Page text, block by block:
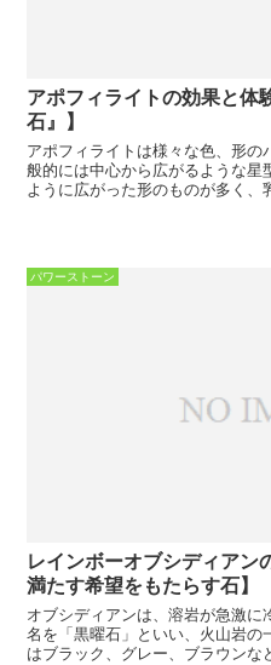
アポフィライトの効果と体
石』】
アポフィライトは様々な色、形の
般的には中心から広がるような星
ように広がった形のものが多く、
パワーストーン
レインボーオブシディアン
満たす希望をもたらす石】
オブシディアンは、溶岩が急激に
名を「黒曜石」といい、火山岩の
はブラック、グレー、ブラウンな